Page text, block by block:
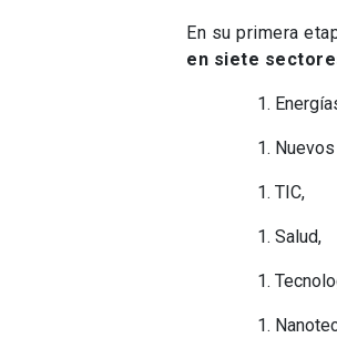
En su primera
en siete
TIC,
Salud,